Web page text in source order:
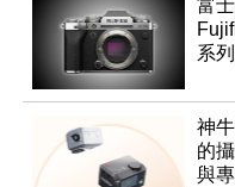
富
系
神
的
與